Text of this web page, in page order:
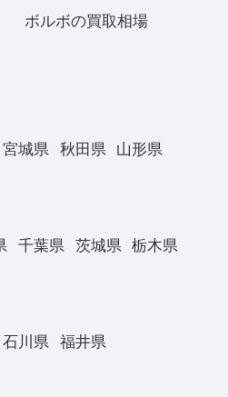
ボルボの買取相場
宮城県 秋田県
山形県
千葉県 茨城県
栃木県
石川県 福井県